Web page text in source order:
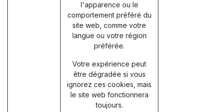
l'apparence ou le
comportement préféré du
site web, comme votre
langue ou votre région
préférée.
Votre expérience peut
être dégradée si vous
ignorez ces cookies, mais
le site web fonctionnera
toujours.